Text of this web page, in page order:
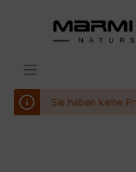
Sie haben keine